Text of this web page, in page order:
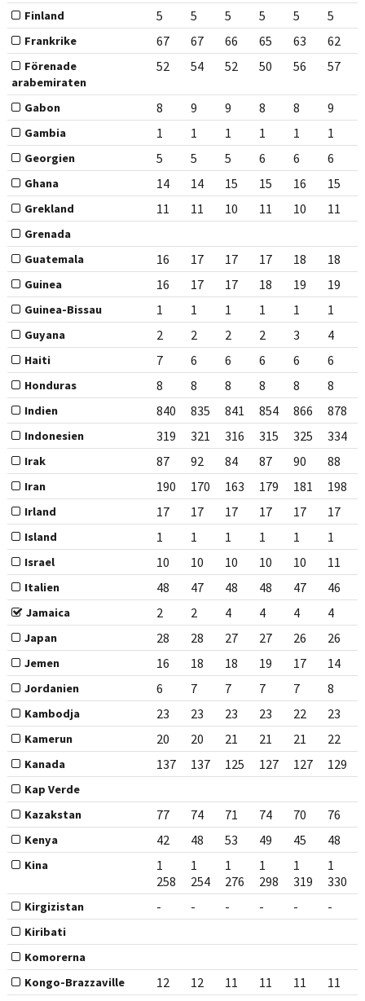
Finland 5 5 5 5 5 5
Frankrike 67 67 66 65 63 62
Förenade
arabemiraten
52 54 52 50 56 57
Gabon 8 9 9 8 8 9
Gambia 1 1 1 1 1 1
Georgien 5 5 5 6 6 6
Ghana 14 14 15 15 16 15
Grekland 11 11 10 11 10 11
Grenada
Guatemala
16 17 17 17 18 18
Guinea 16 17 17 18 19 19
Guinea-Bissau 1 1 1 1 1 1
Guyana 2 2 2 2 3 4
Haiti 7 6 6 6 6 6
Honduras 8 8 8 8 8 8
Indien 840 835 841 854 866 878
Indonesien 319 321 316 315 325 334
Irak 87 92 84 87 90 88
Iran 190 170 163 179 181 198
Irland 17 17 17 17 17 17
Island 1 1 1 1 1 1
Israel 10 10 10 10 10 11
Italien 48 47 48 48 47 46
Jamaica 2 2 4 4 4 4
Japan 28 28 27 27 26 26
Jemen 16 18 18 19 17 14
Jordanien 6 7 7 7 7 8
Kambodja 23 23 23 23 22 23
Kamerun 20 20 21 21 21 22
Kanada 137 137 125 127 127 129
Kap Verde
Kazakstan
77 74 71 74 70 76
Kenya 42 48 53 49 45 48
Kina
1
258
1
254
1
276
1
298
1
319
1
330
Kirgizistan - - - - - -
Kiribati
Komorerna
Kongo-Brazzaville
12 12 11 11 11 11